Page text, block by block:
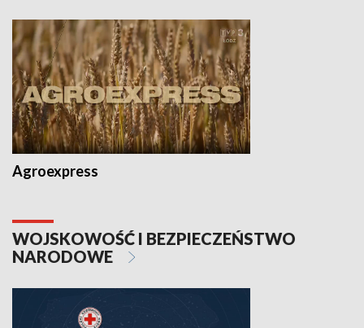
Agroexpress
WOJSKOWOŚĆ I BEZPIECZEŃSTWO
NARODOWE